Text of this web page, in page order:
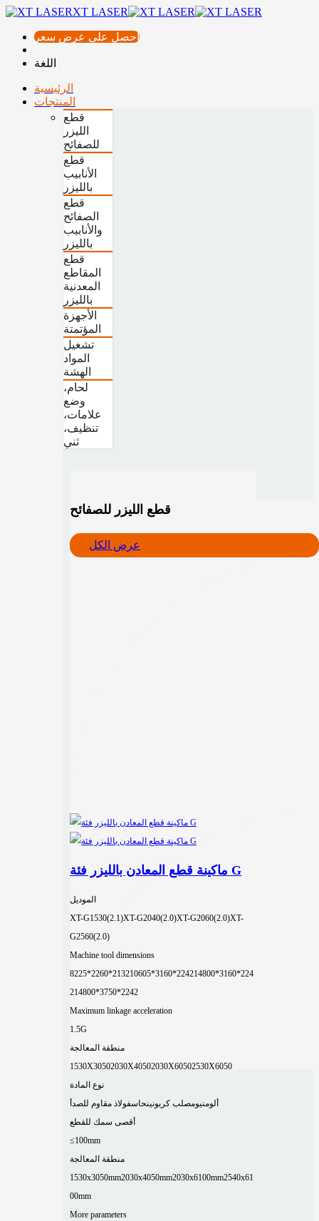
XT LASER
احصل على عرض سعر
اللغة
الرئيسية
المنتجات
قطع
الليزر
للصفائح
قطع
الأنابيب
بالليزر
قطع
الصفائح
والأنابيب
بالليزر
قطع
المقاطع
المعدنية
بالليزر
الأجهزة
المؤتمتة
تشغيل
المواد
الهشة
لحام،
وضع
علامات،
تنظيف،
ثني
قطع الليزر للصفائح
عرض الكل
ماكينة قطع المعادن بالليزر فئة G
الموديل
XT-G1530(2.1)XT-G2040(2.0)XT-G2060(2.0)XT-
G2560(2.0)
Machine tool dimensions
8225*2260*213210605*3160*224214800*3160*224
214800*3750*2242
Maximum linkage acceleration
1.5G
منطقة المعالجة
1530X30502030X40502030X60502530X6050
نوع المادة
ألومنيومصلب كربونينحاسفولاذ مقاوم للصدأ
أقصى سمك للقطع
≤100mm
منطقة المعالجة
1530x3050mm2030x4050mm2030x6100mm2540x61
00mm
More parameters